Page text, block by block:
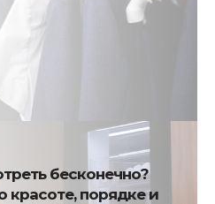
бесконечно?
красоте, порядке и